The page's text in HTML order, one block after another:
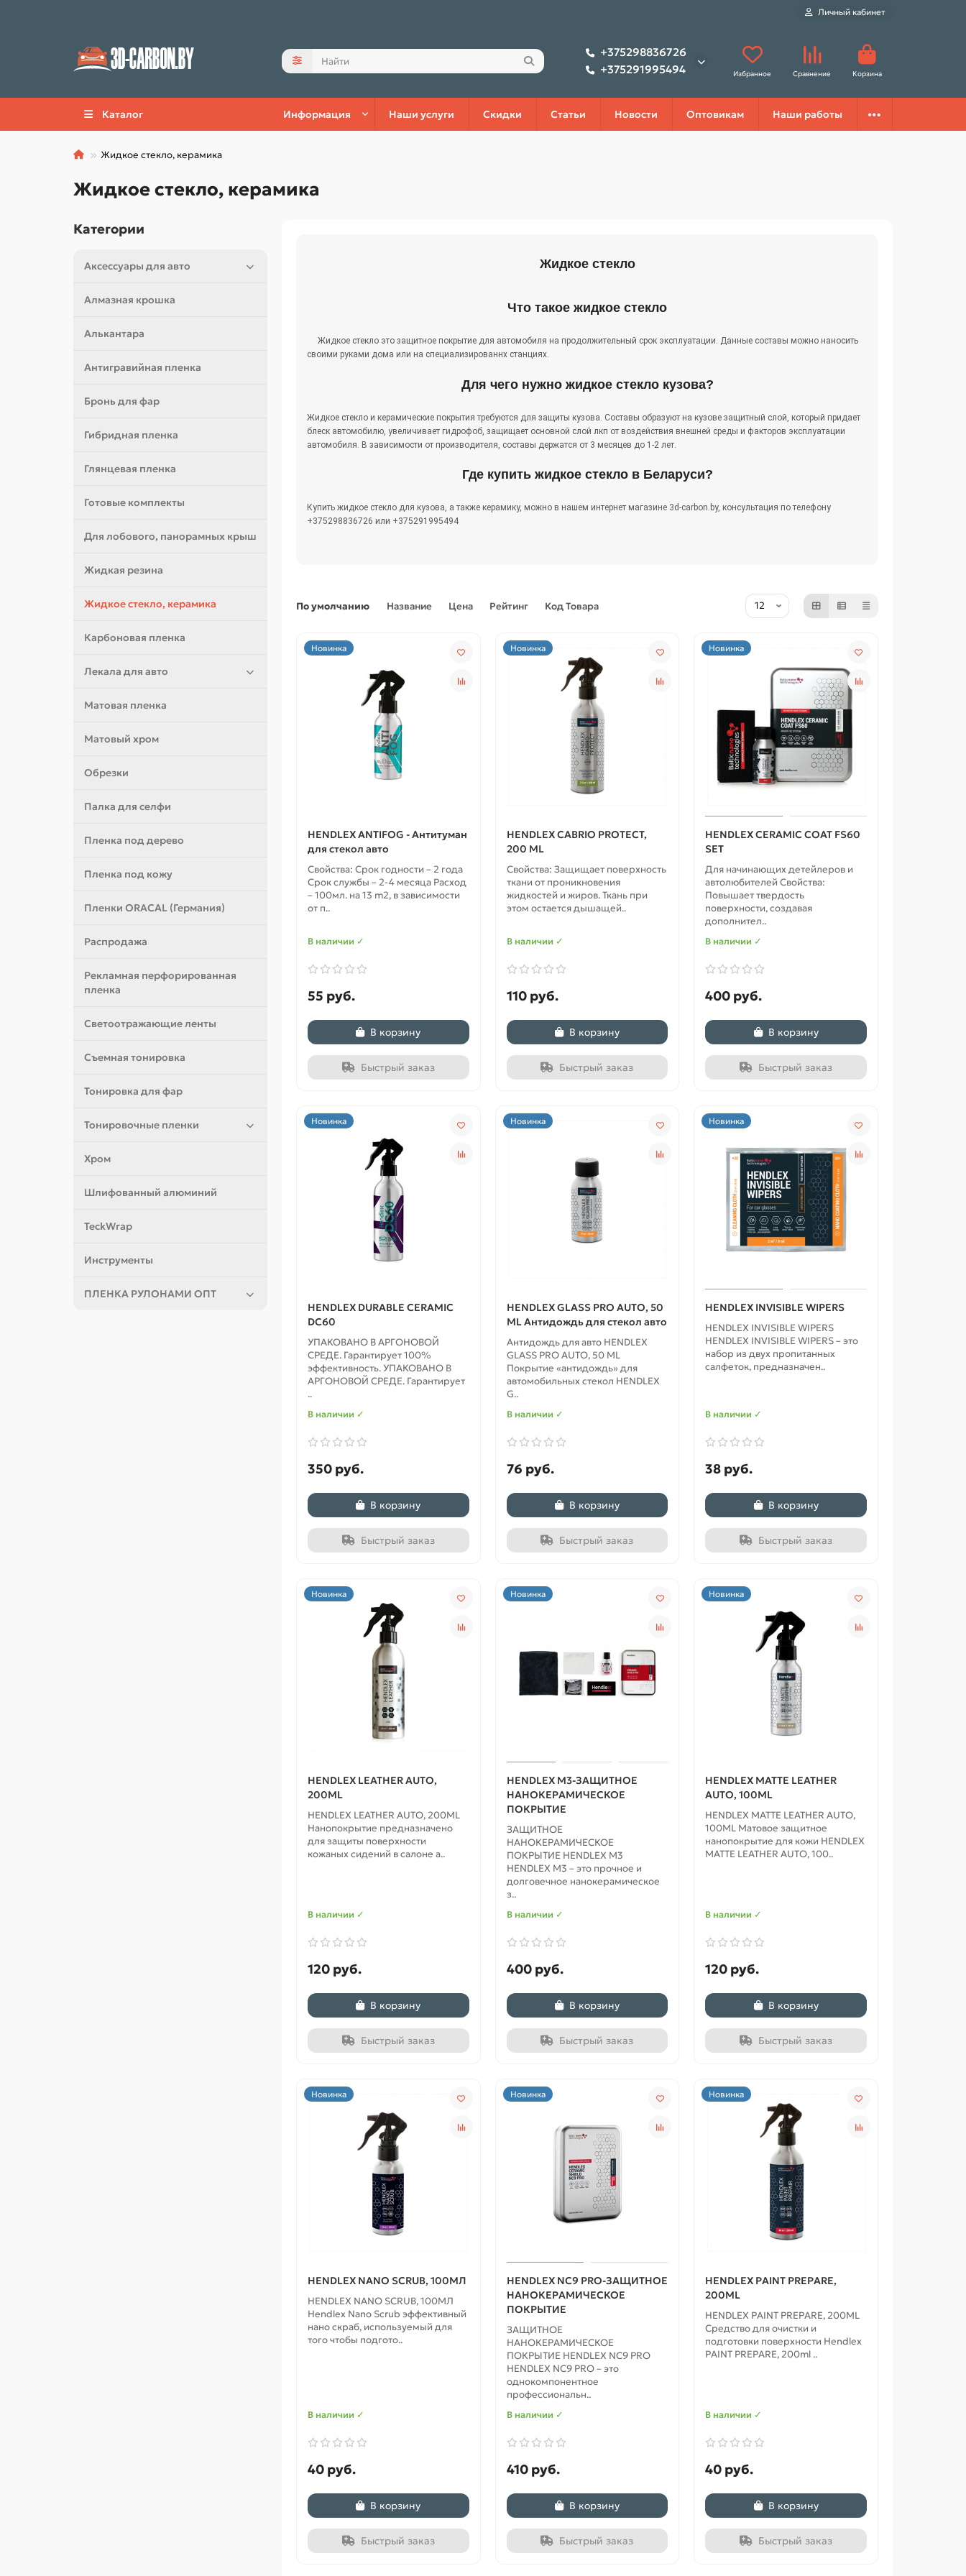
Личный кабинет
+375298836726
+375291995494
Избранное Сравнение Корзина
Каталог Информация Наши услуги Скидки Статьи Новости Оптовикам Наши работы
Жидкое стекло, керамика
Жидкое стекло, керамика
Категории
Аксессуары для авто
Алмазная крошка
Алькантара
Антигравийная пленка
Бронь для фар
Гибридная пленка
Глянцевая пленка
Готовые комплекты
Для лобового, панорамных крыш
Жидкая резина
Жидкое стекло, керамика
Карбоновая пленка
Лекала для авто
Матовая пленка
Матовый хром
Обрезки
Палка для селфи
Пленка под дерево
Пленка под кожу
Пленки ORACAL (Германия)
Распродажа
Рекламная перфорированная
пленка
Светоотражающие ленты
Съемная тонировка
Тонировка для фар
Тонировочные пленки
Хром
Шлифованный алюминий
TeckWrap
Инструменты
ПЛЕНКА РУЛОНАМИ ОПТ
Жидкое стекло
Что такое жидкое стекло
Жидкое стекло это защитное покрытие для автомобиля на продолжительный срок эксплуатации. Данные составы можно наносить
своими руками дома или на специализированнх станциях.
Для чего нужно жидкое стекло кузова?
Жидкое стекло и керамические покрытия требуются для защиты кузова. Составы образуют на кузове защитный слой, который придает
блеск автомобилю, увеличивает гидрофоб, защищает основной слой лкп от воздействия внешней среды и факторов эксплуатации
автомобиля. В зависимости от производителя, составы держатся от 3 месяцев до 1-2 лет.
Где купить жидкое стекло в Беларуси?
Купить жидкое стекло для кузова, а также керамику, можно в нашем интернет магазине 3d-carbon.by, консультация по телефону
+375298836726 или +375291995494
По умолчанию Название Цена Рейтинг Код Товара
Новинка
HENDLEX ANTIFOG - Антитуман
для стекол авто
Свойства: Срок годности – 2 года
Срок службы – 2-4 месяца Расход
– 100мл. на 13 m2, в зависимости
от п..
В наличии ✓
55 руб.
В корзину
Быстрый заказ
Новинка
HENDLEX CABRIO PROTECT,
200 ML
Свойства: Защищает поверхность
ткани от проникновения
жидкостей и жиров. Ткань при
этом остается дышащей..
В наличии ✓
110 руб.
В корзину
Быстрый заказ
Новинка
HENDLEX CERAMIC COAT FS60
SET
Для начинающих детейлеров и
автолюбителей Свойства:
Повышает твердость
поверхности, создавая
дополнител..
В наличии ✓
400 руб.
В корзину
Быстрый заказ
Новинка
HENDLEX DURABLE CERAMIC
DC60
УПАКОВАНО В АРГОНОВОЙ
СРЕДЕ. Гарантирует 100%
эффективность. УПАКОВАНО В
АРГОНОВОЙ СРЕДЕ. Гарантирует
..
В наличии ✓
350 руб.
В корзину
Быстрый заказ
Новинка
HENDLEX GLASS PRO AUTO, 50
ML Антидождь для стекол авто
Антидождь для авто HENDLEX
GLASS PRO AUTO, 50 ML
Покрытие «антидождь» для
автомобильных стекол HENDLEX
G..
В наличии ✓
76 руб.
В корзину
Быстрый заказ
Новинка
HENDLEX INVISIBLE WIPERS
HENDLEX INVISIBLE WIPERS
HENDLEX INVISIBLE WIPERS – это
набор из двух пропитанных
салфеток, предназначен..
В наличии ✓
38 руб.
В корзину
Быстрый заказ
Новинка
HENDLEX LEATHER AUTO,
200ML
HENDLEX LEATHER AUTO, 200ML
Нанопокрытие предназначено
для защиты поверхности
кожаных сидений в салоне а..
В наличии ✓
120 руб.
В корзину
Быстрый заказ
Новинка
HENDLEX M3-ЗАЩИТНОЕ
НАНОКЕРАМИЧЕСКОЕ
ПОКРЫТИЕ
ЗАЩИТНОЕ
НАНОКЕРАМИЧЕСКОЕ
ПОКРЫТИЕ HENDLEX M3
HENDLEX M3 – это прочное и
долговечное нанокерамическое
з..
В наличии ✓
400 руб.
В корзину
Быстрый заказ
Новинка
HENDLEX MATTE LEATHER
AUTO, 100ML
HENDLEX MATTE LEATHER AUTO,
100ML Матовое защитное
нанопокрытие для кожи HENDLEX
MATTE LEATHER AUTO, 100..
В наличии ✓
120 руб.
В корзину
Быстрый заказ
Новинка
HENDLEX NANO SCRUB, 100МЛ
HENDLEX NANO SCRUB, 100МЛ
Hendlex Nano Scrub эффективный
нано скраб, используемый для
того чтобы подгото..
В наличии ✓
40 руб.
В корзину
Быстрый заказ
Новинка
HENDLEX NC9 PRO-ЗАЩИТНОЕ
НАНОКЕРАМИЧЕСКОЕ
ПОКРЫТИЕ
ЗАЩИТНОЕ
НАНОКЕРАМИЧЕСКОЕ
ПОКРЫТИЕ HENDLEX NC9 PRO
HENDLEX NC9 PRO – это
однокомпонентное
профессиональн..
В наличии ✓
410 руб.
В корзину
Быстрый заказ
Новинка
HENDLEX PAINT PREPARE,
200ML
HENDLEX PAINT PREPARE, 200ML
Средство для очистки и
подготовки поверхности Hendlex
PAINT PREPARE, 200ml ..
В наличии ✓
40 руб.
В корзину
Быстрый заказ